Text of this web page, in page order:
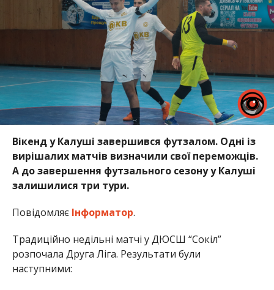
Вікенд у Калуші завершився футзалом. Одні із
вирішалих матчів визначили свої переможців.
А до завершення футзального сезону у Калуші
залишилися три тури.
Повідомляє Інформатор.
Традиційно недільні матчі у ДЮСШ “Сокіл”
розпочала Друга Ліга. Результати були
наступними: